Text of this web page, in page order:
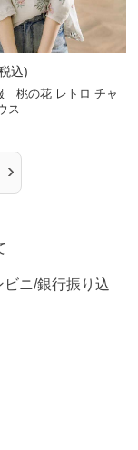
込)
桃の花 レトロ チャ
ス
›
ニ/銀行振り込